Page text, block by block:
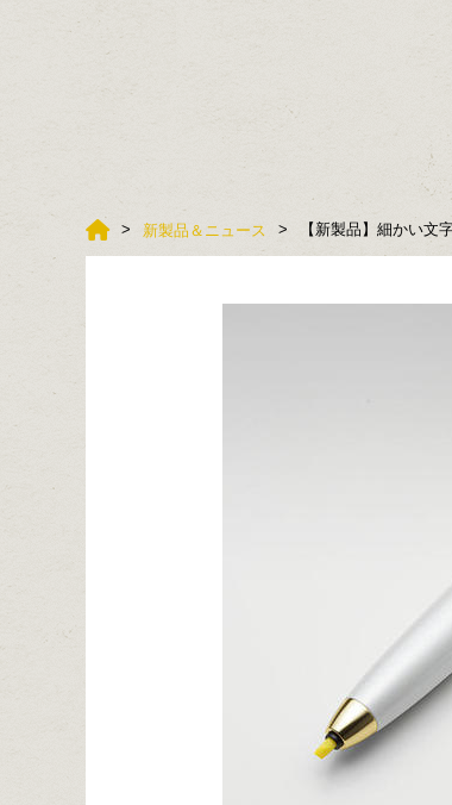
新製品＆ニュース 【新製品】細かい文